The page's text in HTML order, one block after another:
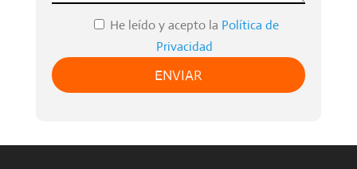
e
He leído y acepto la Política de
Privacidad